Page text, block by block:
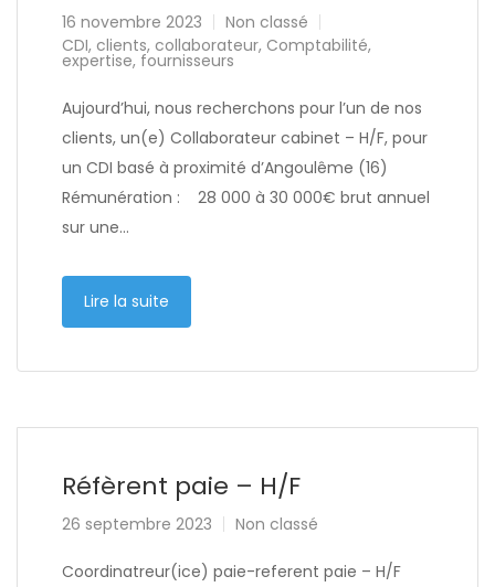
16 novembre 2023
Non classé
CDI, clients, collaborateur, Comptabilité,
expertise, fournisseurs
Aujourd’hui, nous recherchons pour l’un de nos
clients, un(e) Collaborateur cabinet – H/F, pour
un CDI basé à proximité d’Angoulême (16)
Rémunération : 28 000 à 30 000€ brut annuel
sur une…
Lire la suite
Réfèrent paie – H/F
26 septembre 2023 Non classé
Coordinatreur(ice) paie-referent paie – H/F